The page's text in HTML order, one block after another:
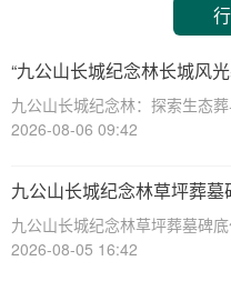
“九公山长城纪念林长城风
生态葬多重福利叠加申领”
九公山长城纪念林：探索生态
的完美融合☎ 九公山陵园电话
渐从传统的土葬转向更为环保、
葬。九公山长城纪念林作为国
2026-08-06 09:42
九公山长城纪念林草坪葬墓
下葬打包优惠同步享详解
九公山长城纪念林草坪葬墓碑
打包优惠同步享详解☎ 九公山陵
2026-08-05 16:42